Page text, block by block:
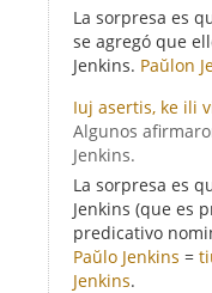
La sorpresa es
se agregó que
Jenkins. Paŭlon
Iuj asertis, ke ili
Algunos
Jenkins.
La sorpresa es
Jenkins (que es
predicativo
Paŭlo Jenkins =
Jenkins.